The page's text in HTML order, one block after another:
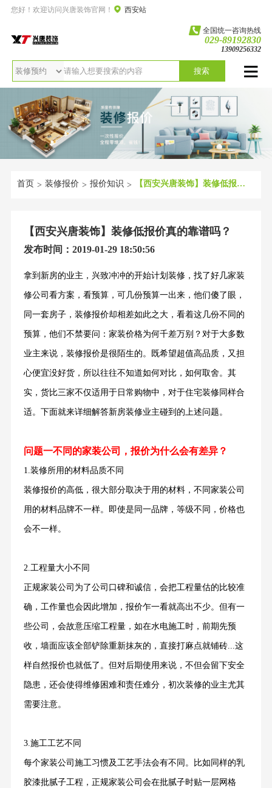
您好！欢迎访问兴唐装饰官网！ 西安站
全国统一咨询热线
029-89192830
13909256332
搜索
首页 > 装修报价 > 报价知识 > 【西安兴唐装饰】装修低报价真的靠谱吗？
【西安兴唐装饰】装修低报价真的靠谱吗？
发布时间：2019-01-29 18:50:56
拿到新房的业主，兴致冲冲的开始计划装修，找了好几家装
修公司看方案，看预算，可几份预算一出来，他们傻了眼，
同一套房子，装修报价却相差如此之大，看着这几份不同的
预算，他们不禁要问：家装价格为何千差万别？对于大多数
业主来说，装修报价是很陌生的。既希望超值高品质，又担
心便宜没好货，所以往往不知道如何对比，如何取舍。其
实，货比三家不仅适用于日常购物中，对于住宅装修同样合
适。下面就来详细解答新房装修业主碰到的上述问题。
问题一不同的家装公司，报价为什么会有差异？
1.装修所用的材料品质不同
装修报价的高低，很大部分取决于用的材料，不同家装公司
用的材料品牌不一样。即使是同一品牌，等级不同，价格也
会不一样。
2.工程量大小不同
正规家装公司为了公司口碑和诚信，会把工程量估的比较准
确，工作量也会因此增加，报价乍一看就高出不少。但有一
些公司，会故意压缩工程量，如在水电施工时，前期先预
收，墙面应该全部铲除重新抹灰的，直接打麻点就铺砖...这
样自然报价也就低了。但对后期使用来说，不但会留下安全
隐患，还会使得维修困难和责任难分，初次装修的业主尤其
需要注意。
3.施工工艺不同
每个家装公司施工习惯及工艺手法会有不同。比如同样的乳
胶漆批腻子工程，正规家装公司会在批腻子时贴一层网格